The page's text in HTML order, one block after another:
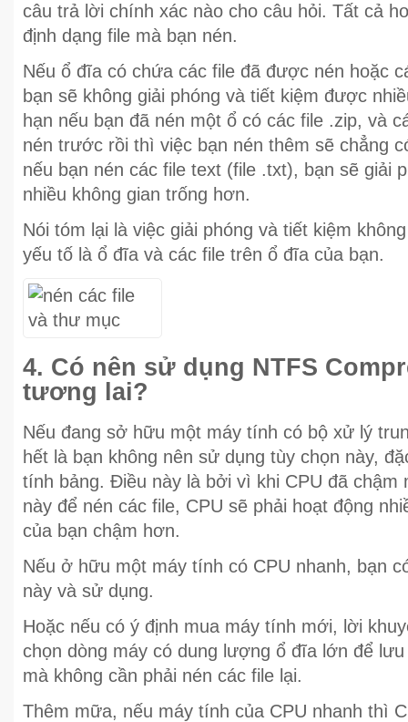
câu trả lời chính xác nào cho câu hỏi. Tất cả
định dạng file mà bạn nén.
Nếu ổ đĩa có chứa các file đã được nén hoặc
bạn sẽ không giải phóng và tiết kiệm được
hạn nếu bạn đã nén một ổ có các file .zip, và
nén trước rồi thì việc bạn nén thêm sẽ chẳng
nếu bạn nén các file text (file .txt), bạn sẽ giải
nhiều không gian trống hơn.
Nói tóm lại là việc giải phóng và tiết kiệm
yếu tố là ổ đĩa và các file trên ổ đĩa của bạn.
4. Có nên sử dụng NTFS
tương lai?
Nếu đang sở hữu một máy tính có bộ xử lý
hết là bạn không nên sử dụng tùy chọn này,
tính bảng. Điều này là bởi vì khi CPU đã chậm
này để nén các file, CPU sẽ phải hoạt động
của bạn chậm hơn.
Nếu ở hữu một máy tính có CPU nhanh, bạn
này và sử dụng.
Hoặc nếu có ý định mua máy tính mới, lời
chọn dòng máy có dung lượng ổ đĩa lớn để
mà không cần phải nén các file lại.
Thêm mữa, nếu máy tính của CPU nhanh thì